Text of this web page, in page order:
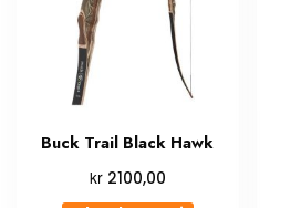
Buck Trail Black Hawk
kr2100,00